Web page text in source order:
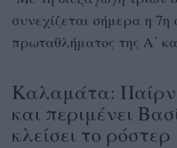
συνεχίζεται σήμερα η 7η
πρωταθλήματος της Α΄
Καλαμάτα:
και περιμένει
κλείσει το ρόστερ